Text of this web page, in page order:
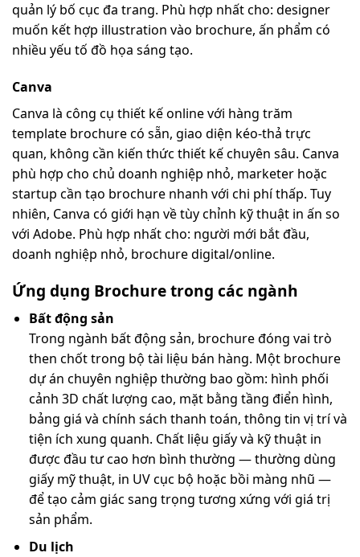
quản lý bố cục đa trang. Phù hợp nhất cho: designer
muốn kết hợp illustration vào brochure, ấn phẩm có
nhiều yếu tố đồ họa sáng tạo.
Canva
Canva là công cụ thiết kế online với hàng trăm
template brochure có sẵn, giao diện kéo-thả trực
quan, không cần kiến thức thiết kế chuyên sâu. Canva
phù hợp cho chủ doanh nghiệp nhỏ, marketer hoặc
startup cần tạo brochure nhanh với chi phí thấp. Tuy
nhiên, Canva có giới hạn về tùy chỉnh kỹ thuật in ấn so
với Adobe. Phù hợp nhất cho: người mới bắt đầu,
doanh nghiệp nhỏ, brochure digital/online.
Ứng dụng Brochure trong các ngành
Bất động sản
Trong ngành bất động sản, brochure đóng vai trò
then chốt trong bộ tài liệu bán hàng. Một brochure
dự án chuyên nghiệp thường bao gồm: hình phối
cảnh 3D chất lượng cao, mặt bằng tầng điển hình,
bảng giá và chính sách thanh toán, thông tin vị trí và
tiện ích xung quanh. Chất liệu giấy và kỹ thuật in
được đầu tư cao hơn bình thường — thường dùng
giấy mỹ thuật, in UV cục bộ hoặc bồi màng nhũ —
để tạo cảm giác sang trọng tương xứng với giá trị
sản phẩm.
Du lịch